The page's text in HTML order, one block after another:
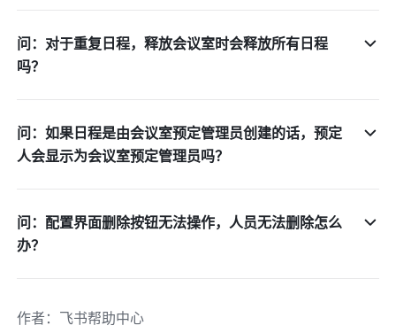
问：对于重复日程，释放会议室时会释放所有日程
吗？
问：如果日程是由会议室预定管理员创建的话，预定
人会显示为会议室预定管理员吗？
问：配置界面删除按钮无法操作，人员无法删除怎么
办？
作者： 飞书帮助中心